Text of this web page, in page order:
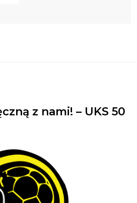
z nami! – UKS 50